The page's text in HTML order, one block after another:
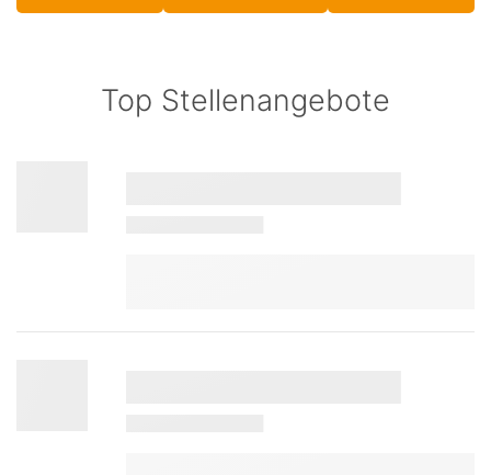
Top Stellenangebote